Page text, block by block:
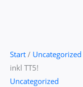
Start / Uncategorized
inkl TT5!
Uncategorized